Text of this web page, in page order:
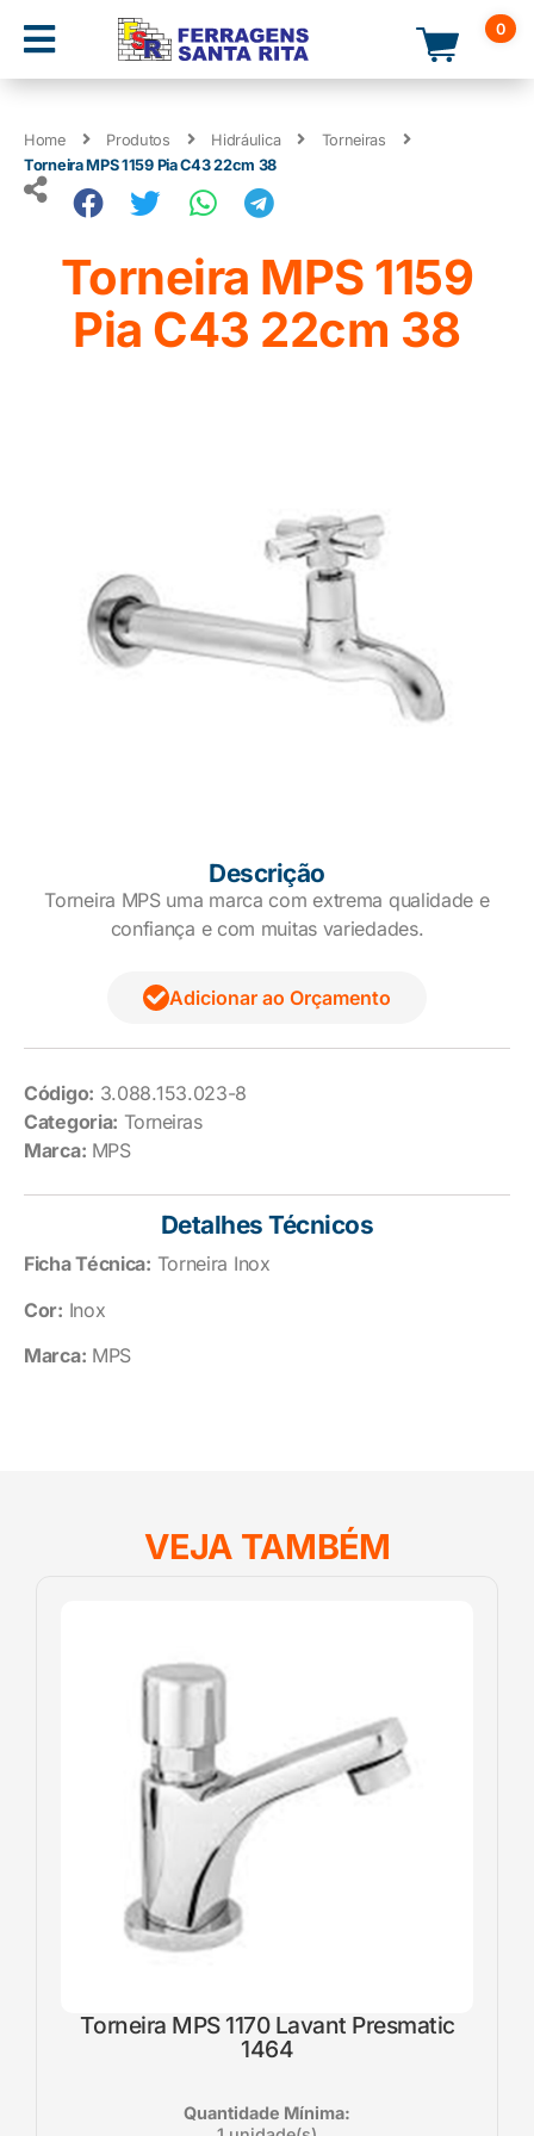
0
Home Produtos Hidráulica
Torneiras
Torneira MPS 1159 Pia C43 22cm 38
Torneira MPS 1159
Pia C43 22cm 38
Descrição
Torneira MPS uma marca com extrema qualidade e
confiança e com muitas variedades.
Adicionar ao Orçamento
Código: 3.088.153.023-8
Categoria: Torneiras
Marca: MPS
Detalhes Técnicos
Ficha Técnica: Torneira Inox
Cor: Inox
Marca: MPS
VEJA TAMBÉM
Torneira MPS 1170 Lavant Presmatic
1464
Quantidade Mínima: